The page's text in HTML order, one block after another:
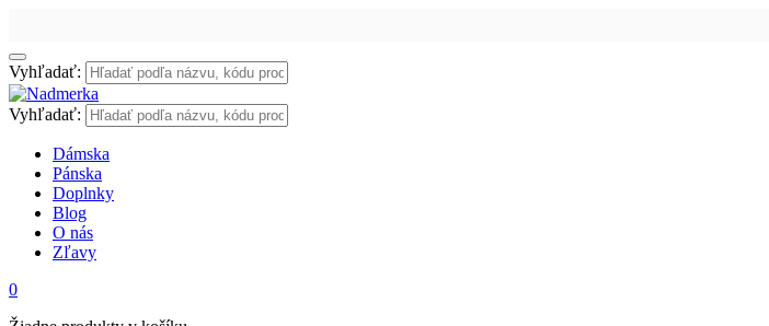
Vyhľadať:
Vyhľadať:
Dámska
Pánska
Doplnky
Blog
O nás
Zľavy
0